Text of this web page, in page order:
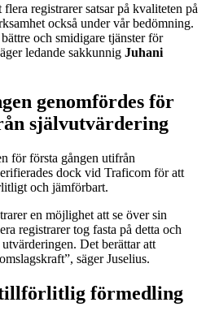
registrarer satsar på kvaliteten på
också under vår bedömning.
och smidigare tjänster för
ledande sakkunnig Juhani
genomfördes för
självutvärdering
för första gången utifrån
dock vid Traficom för att
och jämförbart.
en möjlighet att se över sin
registrarer tog fasta på detta och
Det berättar att
säger Juselius.
förmedling